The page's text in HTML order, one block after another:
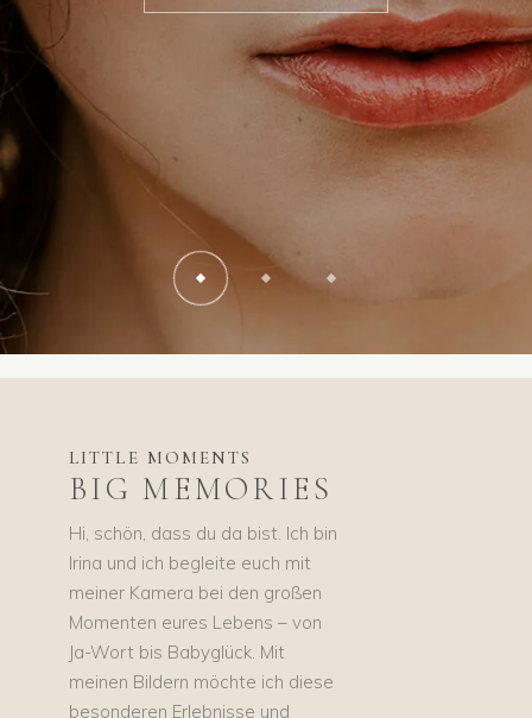
LITTLE MOMENTS
BIG MEMORIES
Hi, schön, dass du da bist. Ich bin
Irina und ich begleite euch mit
meiner Kamera bei den großen
Momenten eures Lebens – von
Ja-Wort bis Babyglück. Mit
meinen Bildern möchte ich diese
besonderen Erlebnisse und